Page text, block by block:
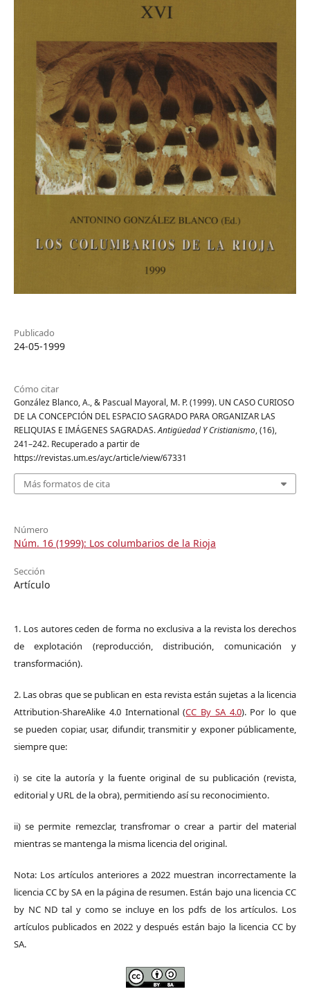
Publicado
24-05-1999
Cómo citar
González Blanco, A., & Pascual Mayoral, M. P. (1999). UN CASO CURIOSO
DE LA CONCEPCIÓN DEL ESPACIO SAGRADO PARA ORGANIZAR LAS
RELIQUIAS E IMÁGENES SAGRADAS.Antigüedad Y Cristianismo, (16),
241–242. Recuperado a partir de
https://revistas.um.es/ayc/article/view/67331
Más formatos de cita
Número
Núm. 16 (1999): Los columbarios de la Rioja
Sección
Artículo
1. Los autores ceden de forma no exclusiva a la revista los derechos
de explotación (reproducción, distribución, comunicación y
transformación).
2. Las obras que se publican en esta revista están sujetas a la licencia
Attribution-ShareAlike 4.0 International (CC By SA 4.0). Por lo que
se pueden copiar, usar, difundir, transmitir y exponer públicamente,
siempre que:
i) se cite la autoría y la fuente original de su publicación (revista,
editorial y URL de la obra), permitiendo así su reconocimiento.
ii) se permite remezclar, transfromar o crear a partir del material
mientras se mantenga la misma licencia del original.
Nota: Los artículos anteriores a 2022 muestran incorrectamente la
licencia CC by SA en la página de resumen. Están bajo una licencia CC
by NC ND tal y como se incluye en los pdfs de los artículos. Los
artículos publicados en 2022 y después están bajo la licencia CC by
SA.